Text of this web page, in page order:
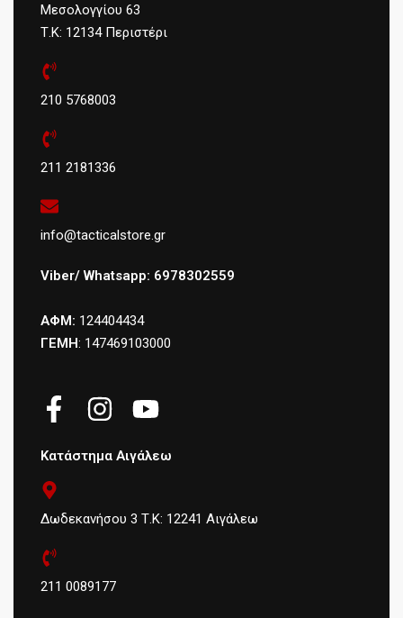
Μεσολογγίου 63
Τ.Κ: 12134 Περιστέρι
210 5768003
211 2181336
info@tacticalstore.gr
Viber/ Whatsapp: 6978302559
ΑΦΜ: 124404434
ΓΕΜΗ: 147469103000
Κατάστημα Αιγάλεω
Δωδεκανήσου 3 Τ.Κ: 12241 Αιγάλεω
211 0089177